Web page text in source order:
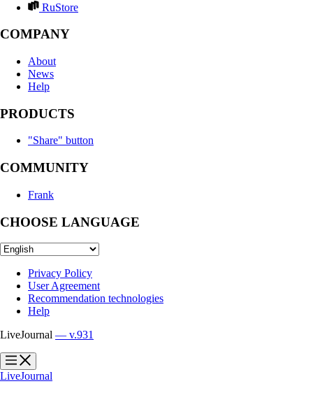
RuStore
COMPANY
About
News
Help
PRODUCTS
"Share" button
COMMUNITY
Frank
CHOOSE LANGUAGE
Privacy Policy
User Agreement
Recommendation technologies
Help
LiveJournal — v.931
?
?
LiveJournal